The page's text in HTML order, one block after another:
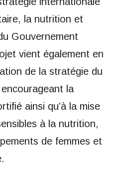
la nutrition et
Gouvernement
vient également en
de la stratégie du
la
ainsi qu’à la mise
à la nutrition,
de femmes et